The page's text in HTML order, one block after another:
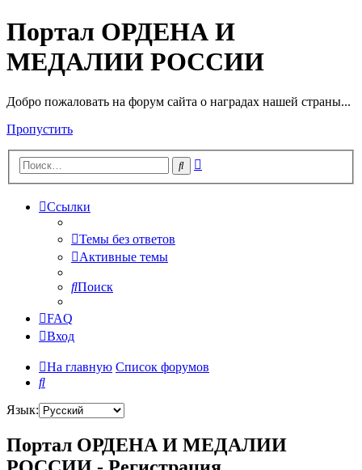
Портал ОРДЕНА И
МЕДАЛИИ РОССИИ
Добро пожаловать на форум сайта о наградах нашей страны...
Пропустить
Поиск
Ссылки
Темы без ответов
Активные темы
Поиск
FAQ
Вход
На главную Список форумов
Поиск
Язык:
Портал ОРДЕНА И МЕДАЛИИ